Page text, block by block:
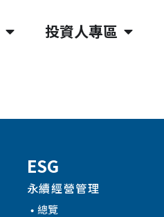
投資人專區
ESG
永續經營管理
總覽